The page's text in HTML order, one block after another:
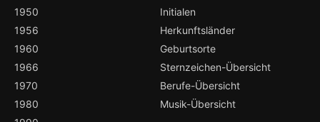
1950
1956
1960
1966
1970
1980
Initialen
Herkunftsländer
Geburtsorte
Sternzeichen-Übersicht
Berufe-Übersicht
Musik-Übersicht